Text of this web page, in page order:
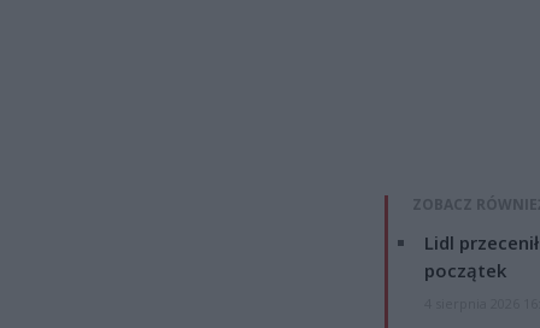
ZOBACZ
Lidl
początek